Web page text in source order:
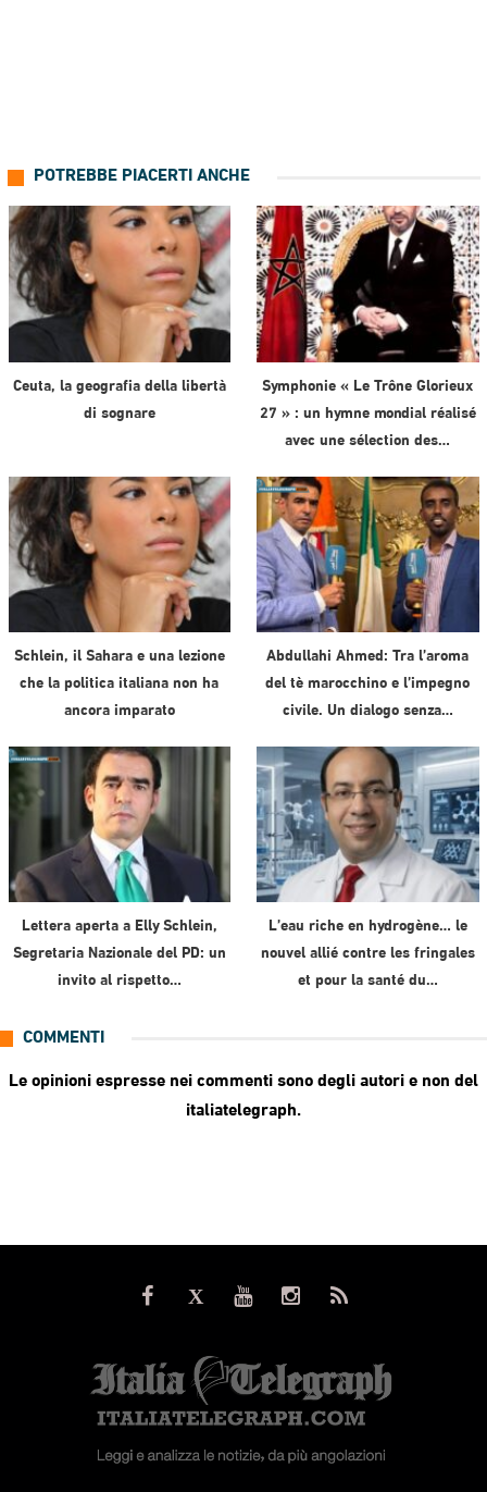
POTREBBE PIACERTI ANCHE
Ceuta, la geografia della libertà
di sognare
Symphonie « Le Trône Glorieux
27 » : un hymne mondial réalisé
avec une sélection des…
Schlein, il Sahara e una lezione
che la politica italiana non ha
ancora imparato
Abdullahi Ahmed: Tra l’aroma
del tè marocchino e l’impegno
civile. Un dialogo senza…
Lettera aperta a Elly Schlein,
Segretaria Nazionale del PD: un
invito al rispetto…
L’eau riche en hydrogène… le
nouvel allié contre les fringales
et pour la santé du…
COMMENTI
Le opinioni espresse nei commenti sono degli autori e non del
italiatelegraph.